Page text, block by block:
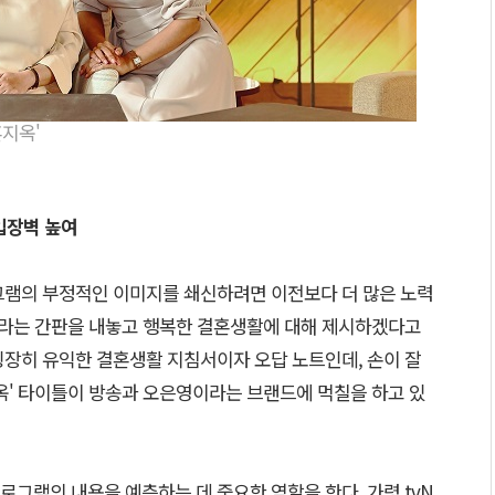
옥'
벽 높여
의 부정적인 이미지를 쇄신하려면 이전보다 더 많은 노력
는 간판을 내놓고 행복한 결혼생활에 대해 제시하겠다고
히 유익한 결혼생활 지침서이자 오답 노트인데, 손이 잘
타이틀이 방송과 오은영이라는 브랜드에 먹칠을 하고 있